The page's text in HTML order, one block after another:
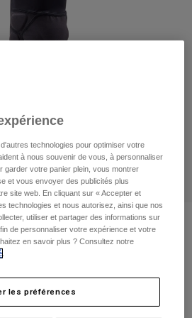
tibia Launch
technologies pour optimiser votre
à nous souvenir de vous, à personnaliser
garder votre panier plein, vous montrer
et vous envoyer des publicités plus
site web. En cliquant sur « Accepter et
technologies et nous autorisez, ainsi que nos
utiliser et partager des informations sur
de personnaliser votre expérience et votre
en savoir plus ? Consultez notre
les préférences